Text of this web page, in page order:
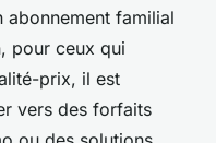
abonnement familial
pour ceux qui
prix, il est
vers des forfaits